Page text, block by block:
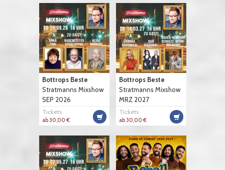
Bottrops Beste
Stratmanns Mixshow
SEP 2026
Tickets
ab 30,00 €
Bottrops Beste
Stratmanns Mixshow
MRZ 2027
Tickets
ab 30,00 €